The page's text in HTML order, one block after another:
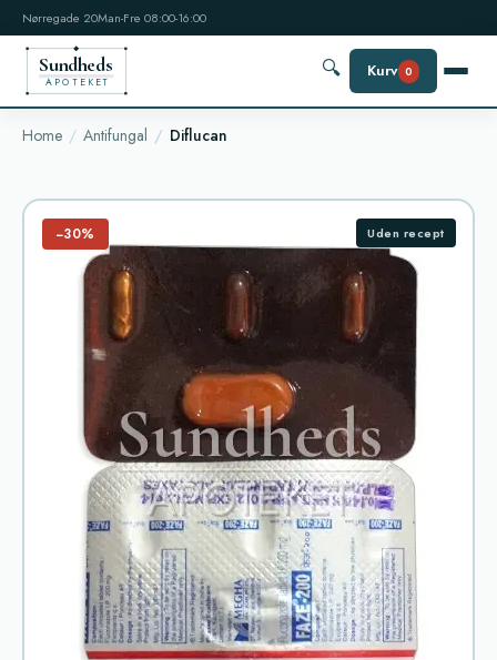
Nørregade 20Man-Fre 08:00-16:00
Sundheds
APOTEKET
🔍 Kurv 0
Home Antifungal Diflucan
−30% Uden recept